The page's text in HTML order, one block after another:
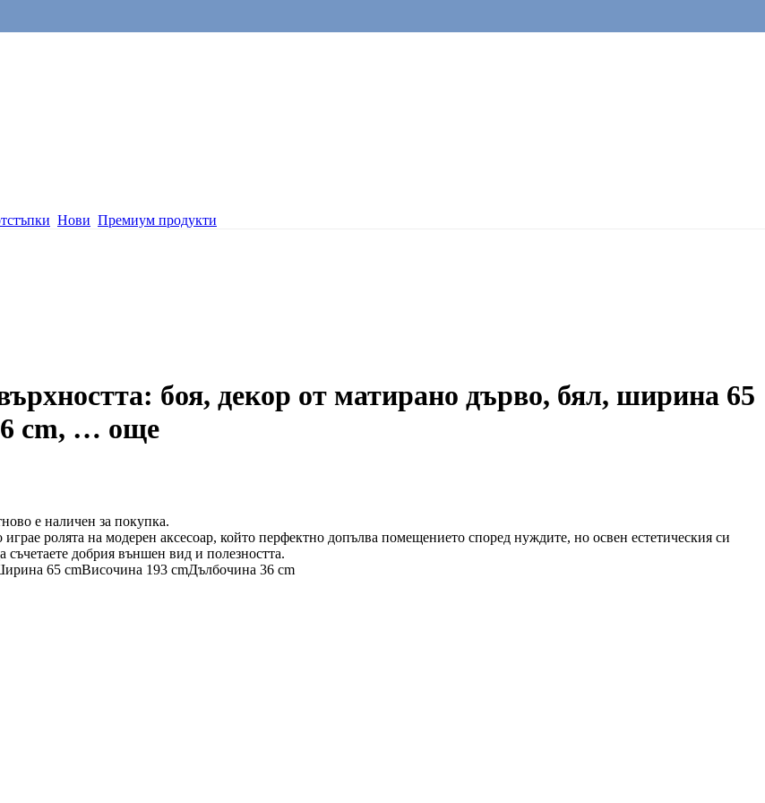
Нови Премиум продукти
боя, декор от матирано дърво, бял, ширина 65
cm, … още
е наличен за покупка.
ролята на модерен аксесоар, който перфектно допълва помещението според нуждите, но освен естетическия си
съчетаете добрия външен вид и полезността.
65 cmВисочина 193 cmДълбочина 36 cm